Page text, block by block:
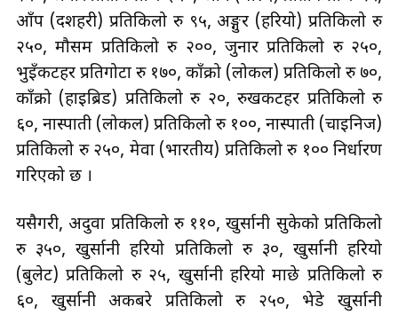
आँप (दशहरी) प्रतिकिलो रु ९५, अङ्गुर (हरियो) प्रतिकिलो रु
२५०, मौसम प्रतिकिलो रु २००, जुनार प्रतिकिलो रु २५०,
भुइँकटहर प्रतिगोटा रु १७०, काँक्रो (लोकल) प्रतिकिलो रु ७०,
काँक्रो (हाइब्रिड) प्रतिकिलो रु २०, रुखकटहर प्रतिकिलो रु
६०, नास्पाती (लोकल) प्रतिकिलो रु १००, नास्पाती (चाइनिज)
प्रतिकिलो रु २५०, मेवा (भारतीय) प्रतिकिलो रु १०० निर्धारण
गरिएको छ ।
यसैगरी, अदुवा प्रतिकिलो रु ११०, खुर्सानी सुकेको प्रतिकिलो
रु ३५०, खुर्सानी हरियो प्रतिकिलो रु ३०, खुर्सानी हरियो
(बुलेट) प्रतिकिलो रु २५, खुर्सानी हरियो माछे प्रतिकिलो रु
६०, खुर्सानी अकबरे प्रतिकिलो रु २५०, भेडे खुर्सानी